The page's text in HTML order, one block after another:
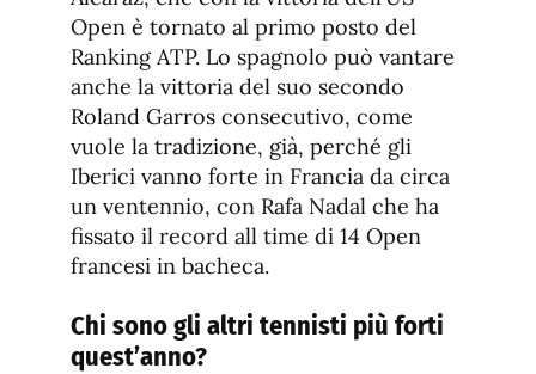
Open è tornato al primo posto del
Ranking ATP. Lo spagnolo può vantare
anche la vittoria del suo secondo
Roland Garros consecutivo, come
vuole la tradizione, già, perché gli
Iberici vanno forte in Francia da circa
un ventennio, con Rafa Nadal che ha
fissato il record all time di 14 Open
francesi in bacheca.
Chi sono gli altri tennisti più forti
quest’anno?